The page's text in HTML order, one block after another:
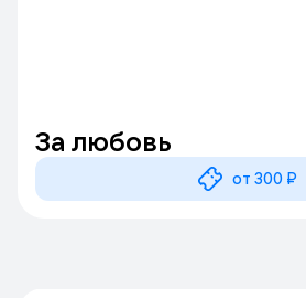
За любовь
от 300 ₽